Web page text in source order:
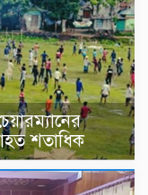
আহত শতাধিক